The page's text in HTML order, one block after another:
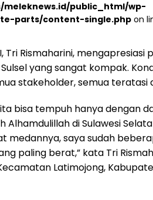
meleknews.id/public_html/wp-
parts/content-single.php on
Tri Rismaharini, mengapresiasi
yang sangat kompak.
stakeholder, semua teratasi
bisa tempuh hanya dengan
Alhamdulillah di Sulawesi
medannya, saya sudah
paling berat,” kata Tri
Latimojong,